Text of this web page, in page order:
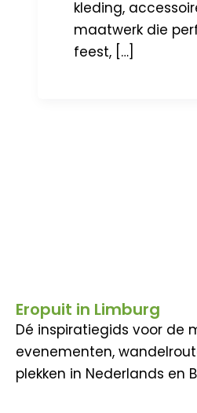
kleding,
maatwerk die
feest, […]
Eropuit in Limburg
Dé inspiratiegids voor de
evenementen,
plekken in Nederlands en